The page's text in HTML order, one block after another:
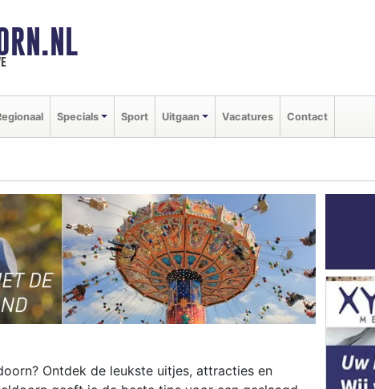
Specials Sport Uitgaan Vacatures Contact
Ontdek de leukste uitjes, attracties en